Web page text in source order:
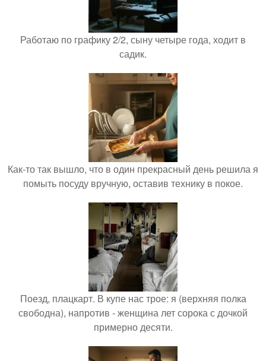
Работаю по графику 2/2, сыну четыре года, ходит в
садик.
Как-то так вышло, что в один прекрасный день решила я
помыть посуду вручную, оставив технику в покое.
Поезд, плацкарт. В купе нас трое: я (верхняя полка
свободна), напротив - женщина лет сорока с дочкой
примерно десяти.